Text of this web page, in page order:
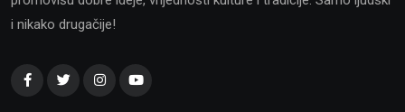
i nikako drugačije!